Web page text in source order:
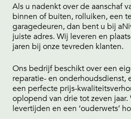
Als u nadenkt over de aanschaf
binnen of buiten, rolluiken, een
garagedeuren, dan bent u bij
juiste adres. Wij leveren en
jaren bij onze tevreden klanten.
Ons bedrijf beschikt over een
reparatie- en onderhoudsdienst,
een perfecte prijs-
oplopend van drie tot zeven jaar.
levertijden en een ‘ouderwets’